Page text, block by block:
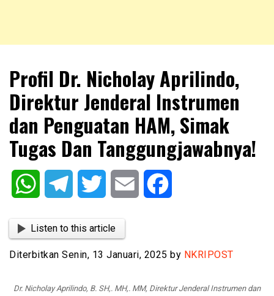
NKRIPOST
Profil Dr. Nicholay Aprilindo,
Direktur Jenderal Instrumen
dan Penguatan HAM, Simak
Tugas Dan Tanggungjawabnya!
WhatsAppTelegram Twitter Email
Listen to this article
Diterbitkan Senin, 13 Januari, 2025 by NKRIPOST
Dr. Nicholay Aprilindo, B. SH,. MH,. MM, Direktur Jenderal Instrumen dan